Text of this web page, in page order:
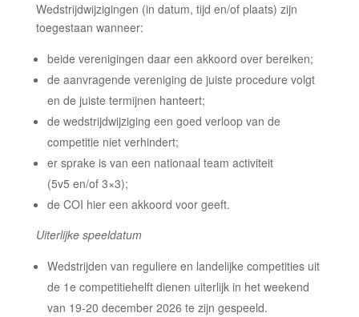
Wedstrijdwijzigingen (in datum, tijd en/of plaats) zijn
toegestaan wanneer:
beide verenigingen daar een akkoord over bereiken;
de aanvragende vereniging de juiste procedure volgt
en de juiste termijnen hanteert;
de wedstrijdwijziging een goed verloop van de
competitie niet verhindert;
er sprake is van een nationaal team activiteit
(5v5 en/of 3×3);
de COI hier een akkoord voor geeft.
Uiterlijke speeldatum
Wedstrijden van reguliere en landelijke competities uit
de 1e competitiehelft dienen uiterlijk in het weekend
van 19-20 december 2026 te zijn gespeeld.